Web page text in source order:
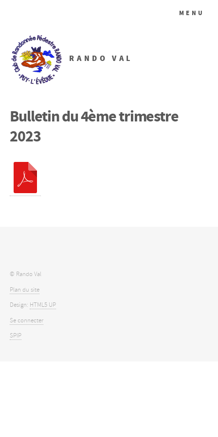
RANDO VAL
MENU
Bulletin du 4ème trimestre
2023
© Rando Val
Plan du site
Design: HTML5 UP
Se connecter
SPIP